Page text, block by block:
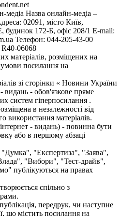
медіа Назва онлайн-медіа –
02091, місто Київ,
172-Б, офіс 208/1 E-mail:
Телефон: 044-205-43-00
R40-06068
матеріалів, розміщених на
умови посилання на
зі сторінки « Новини України
- видань - обов'язкове пряме
систем гіперпосилання .
в незалежності від
використання матеріалів.
- видань) - повинна бути
або в першому абзаці
"Експертиза", "Заява",
"Вибори", "Тест-драйв",
публікуються на правах
спільно з
передрук, чи наступне
що містить посилання на